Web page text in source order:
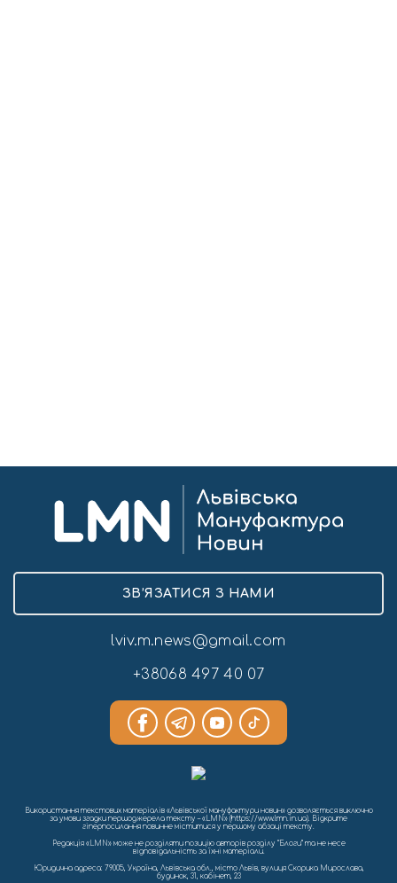
ЗВ’ЯЗАТИСЯ З НАМИ
lviv.m.news@gmail.com
+38068 497 40 07
Використання текстових матеріалів «Львівської мануфактури новин» дозволяється виключно
за умови згадки першоджерела тексту – «LMN» (https://www.lmn.in.ua). Відкрите
гіперпосилання повинне міститися у першому абзаці тексту.
Редакція «LMN» може не розділяти позицію авторів розділу “Блоги” та не несе
відповідальність за їхні матеріали.
Юридична адреса: 79005, Україна, Львівська обл., місто Львів, вулиця Скорика Мирослава,
будинок, 31, кабінет, 23